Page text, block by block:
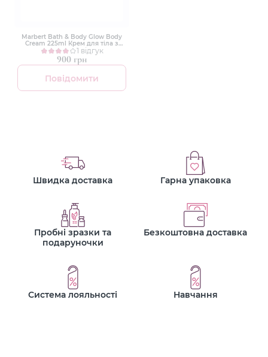
Marbert Bath & Body Glow Body
Cream 225ml Крем для тіла з
сяючими частинками
1 відгук
900 грн
Повідомити
Швидка доставка Гарна упаковка
Пробні зразки та
подаруночки
Безкоштовна доставка
Система лояльності Навчання